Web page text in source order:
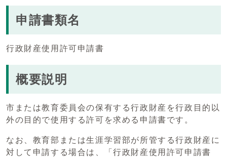
申請書類名
行政財産使用許可申請書
概要説明
市または教育委員会の保有する行政財産を行政目的以
外の目的で使用する許可を求める申請書です。
なお、教育部または生涯学習部が所管する行政財産に
対して申請する場合は、「行政財産使用許可申請書